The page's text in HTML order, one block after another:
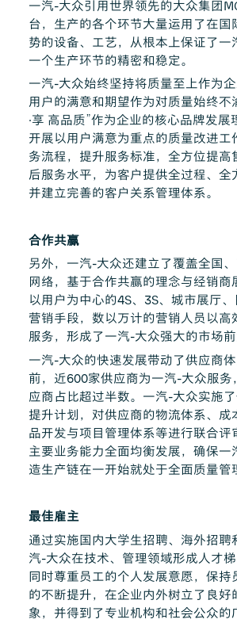
一汽-大众引用世界领先的大众集团
台，生产的各个环节大量运用了在国
势的设备、工艺，从根本上保证了一
一个生产环节的精密和稳定。
一汽-大众始终坚持将质量至上作为
用户的满意和期望作为对质量始终不
·享 高品质”作为企业的核心品牌发展
开展以用户满意为重点的质量改进工
务流程，提升服务标准，全方位提高
后服务水平，为客户提供全过程、全
并建立完善的客户关系管理体系。
合作共赢
另外，一汽-大众还建立了覆盖全国
网络，基于合作共赢的理念与经销商
以用户为中心的4S、3S、城市展厅
营销手段，数以万计的营销人员以高
服务，形成了一汽-大众强大的市场前
一汽-大众的快速发展带动了供应商
前，近600家供应商为一汽-大众服务
应商占比超过半数。一汽-大众实施
提升计划，对供应商的物流体系、成
品开发与项目管理体系等进行联合评
主要业务能力全面均衡发展，确保一
造生产链在一开始就处于全面质量管
最佳雇主
通过实施国内大学生招聘、海外招聘
汽-大众在技术、管理领域形成人才梯
同时尊重员工的个人发展意愿，保持
的不断提升，在企业内外树立了良好
象，并得到了专业机构和社会公众的